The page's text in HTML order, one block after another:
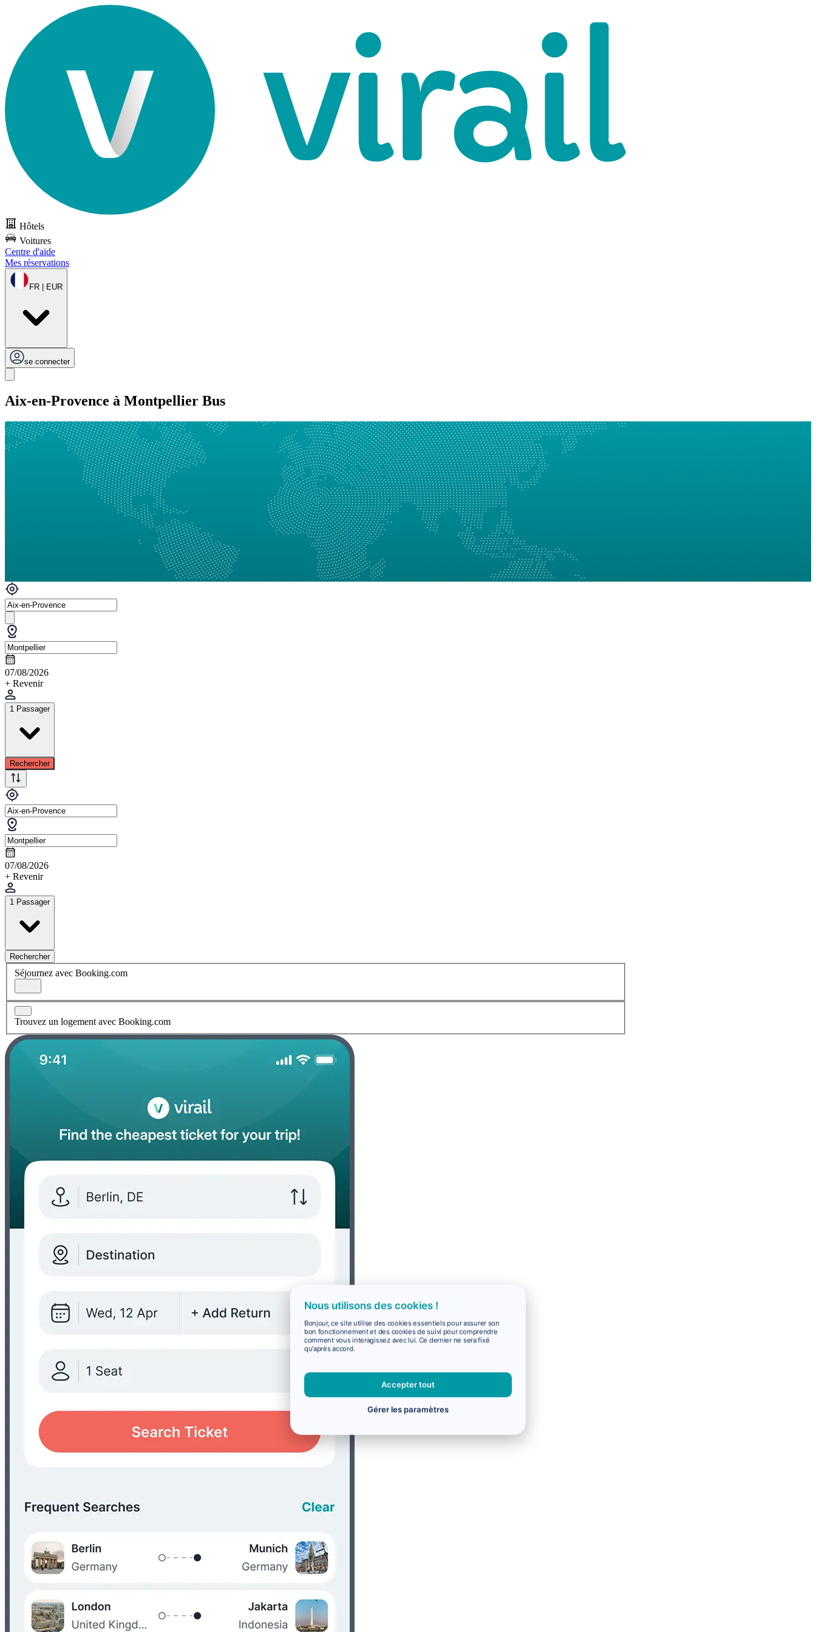
Hôtels
Voitures
Centre d'aide
Mes réservations
FR | EUR
se connecter
Aix-en-Provence à Montpellier Bus
07/08/2026
+ Revenir
1 Passager
Rechercher
07/08/2026
+ Revenir
1 Passager
Rechercher
Séjournez avec Booking.com
Trouvez un logement avec Booking.com
Nous utilisons des cookies !
Bonjour, ce site utilise des cookies essentiels pour assurer son
bon fonctionnement et des cookies de suivi pour comprendre
comment vous interagissez avec lui. Ce dernier ne sera fixé
qu'après accord.
Accepter tout
Gérer les paramètres